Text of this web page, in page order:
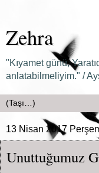
Zehra
"Kıyamet günü,
anlatabilmeliyim." /
13 Nisan 2017
Unuttuğumuz